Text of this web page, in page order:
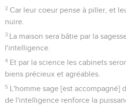
2 Car leur coeur pense à piller, et
nuire.
3 La maison sera bâtie par la
l'intelligence.
4 Et par la science les cabinets
biens précieux et agréables.
5 L'homme sage [est accompagné]
de l'intelligence renforce la